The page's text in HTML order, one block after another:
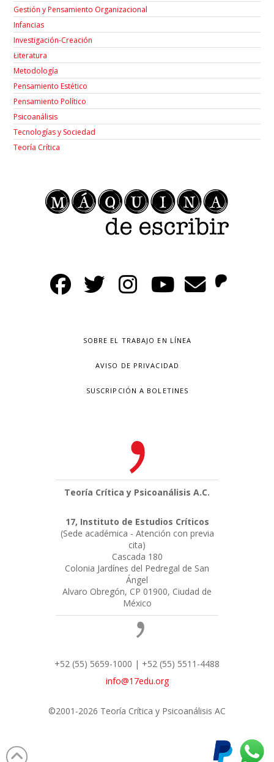
Gestión y Pensamiento Organizacional
Infancias
Investigación-Creación
Łiteratura
Metodología
Pensamiento Estético
Pensamiento Político
Psicoanálisis
Tecnologías y Sociedad
Teoría Crítica
SOBRE EL TRABAJO EN LÍNEA
AVISO DE PRIVACIDAD
SUSCRIPCIÓN A BOLETINES
Teoría Crítica y Psicoanálisis A.C.
17, Instituto de Estudios Críticos
(Sede académica - Atención con previa
cita)
Cascada 180
Colonia Jardínes del Pedregal de San
Ángel
Alvaro Obregón, CP 01900, Ciudad de
México
+52 (55) 5659-1000 | +52 (55) 5511-4488
info@17edu.org
©2001-2026 Teoría Crítica y Psicoanálisis AC